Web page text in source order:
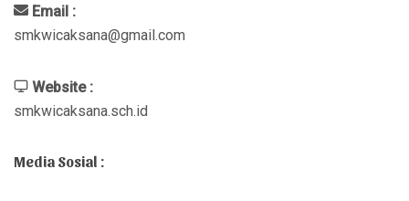
Email :
smkwicaksana@gmail.com
Website :
smkwicaksana.sch.id
Media Sosial :